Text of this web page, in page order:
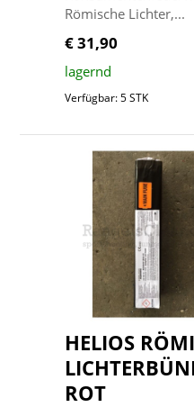
Römische Lichter,...
€ 31,90
lagernd
Verfügbar: 5 STK
HELIOS
ROT